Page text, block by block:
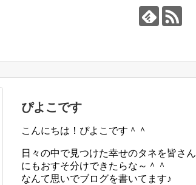
ぴよこです
こんにちは！ぴよこです＾＾
日々の中で見つけた幸せのタネを皆さん
にもおすそ分けできたらな～＾＾
なんて思いでブログを書いてます♪